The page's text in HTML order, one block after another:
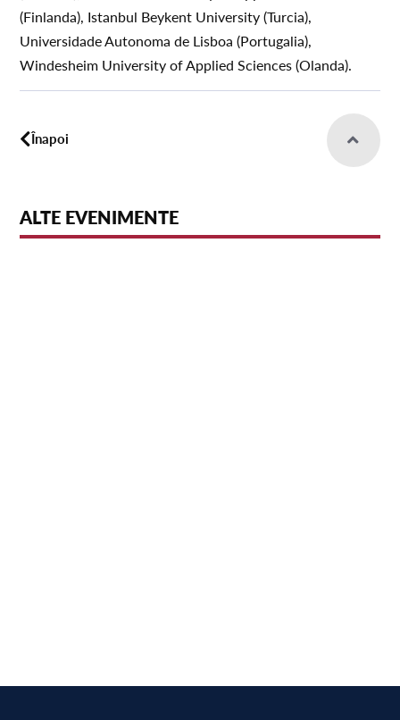
(Finlanda), Istanbul Beykent University (Turcia),
Universidade Autonoma de Lisboa (Portugalia),
Windesheim University of Applied Sciences (Olanda).
Înapoi
ALTE EVENIMENTE